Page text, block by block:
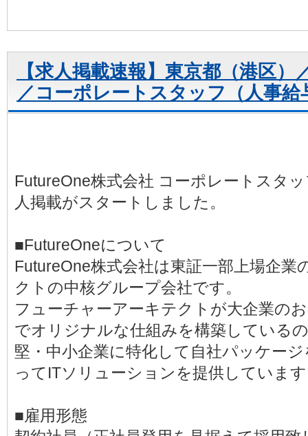
【求人掲載速報】東京都（港区
／コーポレートスタッフ（人事給
FutureOne株式会社 コーポレートスタ
人掲載がスタートしました。
■FutureOneについて
FutureOne株式会社は東証一部上場企業
クトの中核グループ会社です。
フューチャーアーキテクトが大企業の
でオリジナルな仕組みを構築している
堅・中小企業に特化して自社パッケー
ってITソリューションを提供していま
■雇用形態